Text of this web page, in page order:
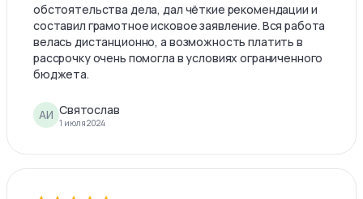
обстоятельства дела, дал чёткие рекомендации и
составил грамотное исковое заявление. Вся работа
велась дистанционно, а возможность платить в
рассрочку очень помогла в условиях ограниченного
бюджета.
АИ Святослав
1 июля 2024